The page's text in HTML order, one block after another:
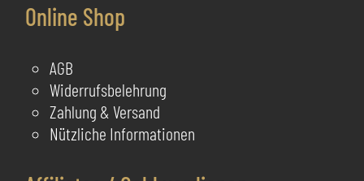
Online Shop
AGB
Widerrufsbelehrung
Zahlung & Versand
Nützliche Informationen